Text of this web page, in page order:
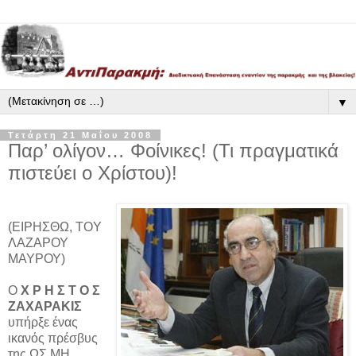
▼
Τετάρτη 21 Μαΐου 2008
Παρ’ ολίγον… Φοίνικες! (Τι πραγματικά
πιστεύει ο Χρίστου)!
(EΙΡΗΣΘΩ, TOY
ΛΑΖΑΡΟΥ
ΜΑΥΡΟΥ)
Ο Χ Ρ Η Σ Τ Ο Σ
ΖΑΧΑΡΑΚΙΣ
υπήρξε ένας
ικανός πρέσβυς